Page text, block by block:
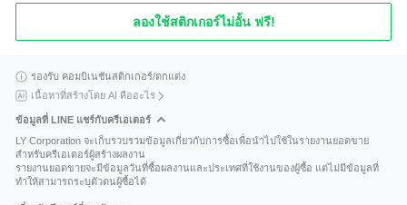
ลองใช้สติกเกอร์ไม่อั้น ฟรี!
รองรับ คอมบิเนชันสติกเกอร์/ตกแต่ง
เนื้อหาที่สร้างโดย AI คืออะไร
ข้อมูลที่ LINE แชร์กับครีเอเตอร์
LY Corporation จะเก็บรวบรวมข้อมูลเกี่ยวกับการซื้อเพื่อนำไปใช้ในรายงานยอดขาย
สำหรับครีเอเตอร์ผู้สร้างผลงาน
รายงานยอดขายจะมีข้อมูลวันที่ซื้อผลงานและประเทศที่ใช้งานของผู้ซื้อ แต่ไม่มีข้อมูลที่
ทำให้สามารถระบุตัวตนผู้ซื้อได้